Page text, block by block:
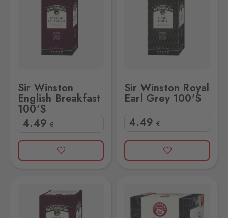
Sir Winston
English Breakfast
100'S
4.49 €
Sir Winston Royal
Earl Grey 100'S
4.49 €